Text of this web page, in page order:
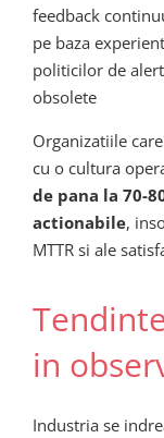
feedback
pe baza
politicilor de
obsolete
Organizatiile
cu o cultura
de pana la 70-
actionabile,
MTTR si ale
in
Industria se